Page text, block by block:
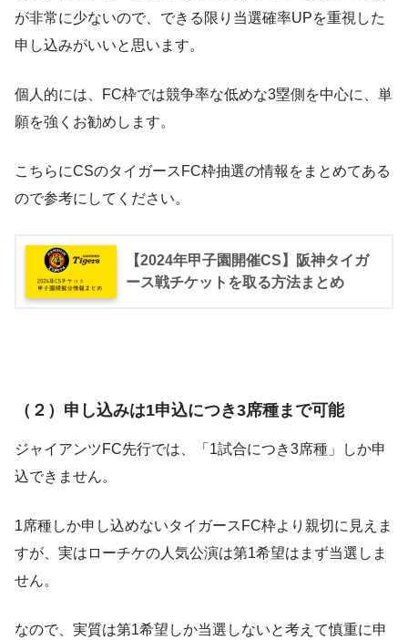
が非常に少ないので、できる限り当選確率UPを重視した
申し込みがいいと思います。
個人的には、FC枠では競争率な低めな3塁側を中心に、単
願を強くお勧めします。
こちらにCSのタイガースFC枠抽選の情報をまとめてある
ので参考にしてください。
【2024年甲子園開催CS】阪神タイガ
ース戦チケットを取る方法まとめ
（２）申し込みは1申込につき3席種まで可能
ジャイアンツFC先行では、「1試合につき3席種」しか申
込できません。
1席種しか申し込めないタイガースFC枠より親切に見えま
すが、実はローチケの人気公演は第1希望はまず当選しま
せん。
なので、実質は第1希望しか当選しないと考えて慎重に申